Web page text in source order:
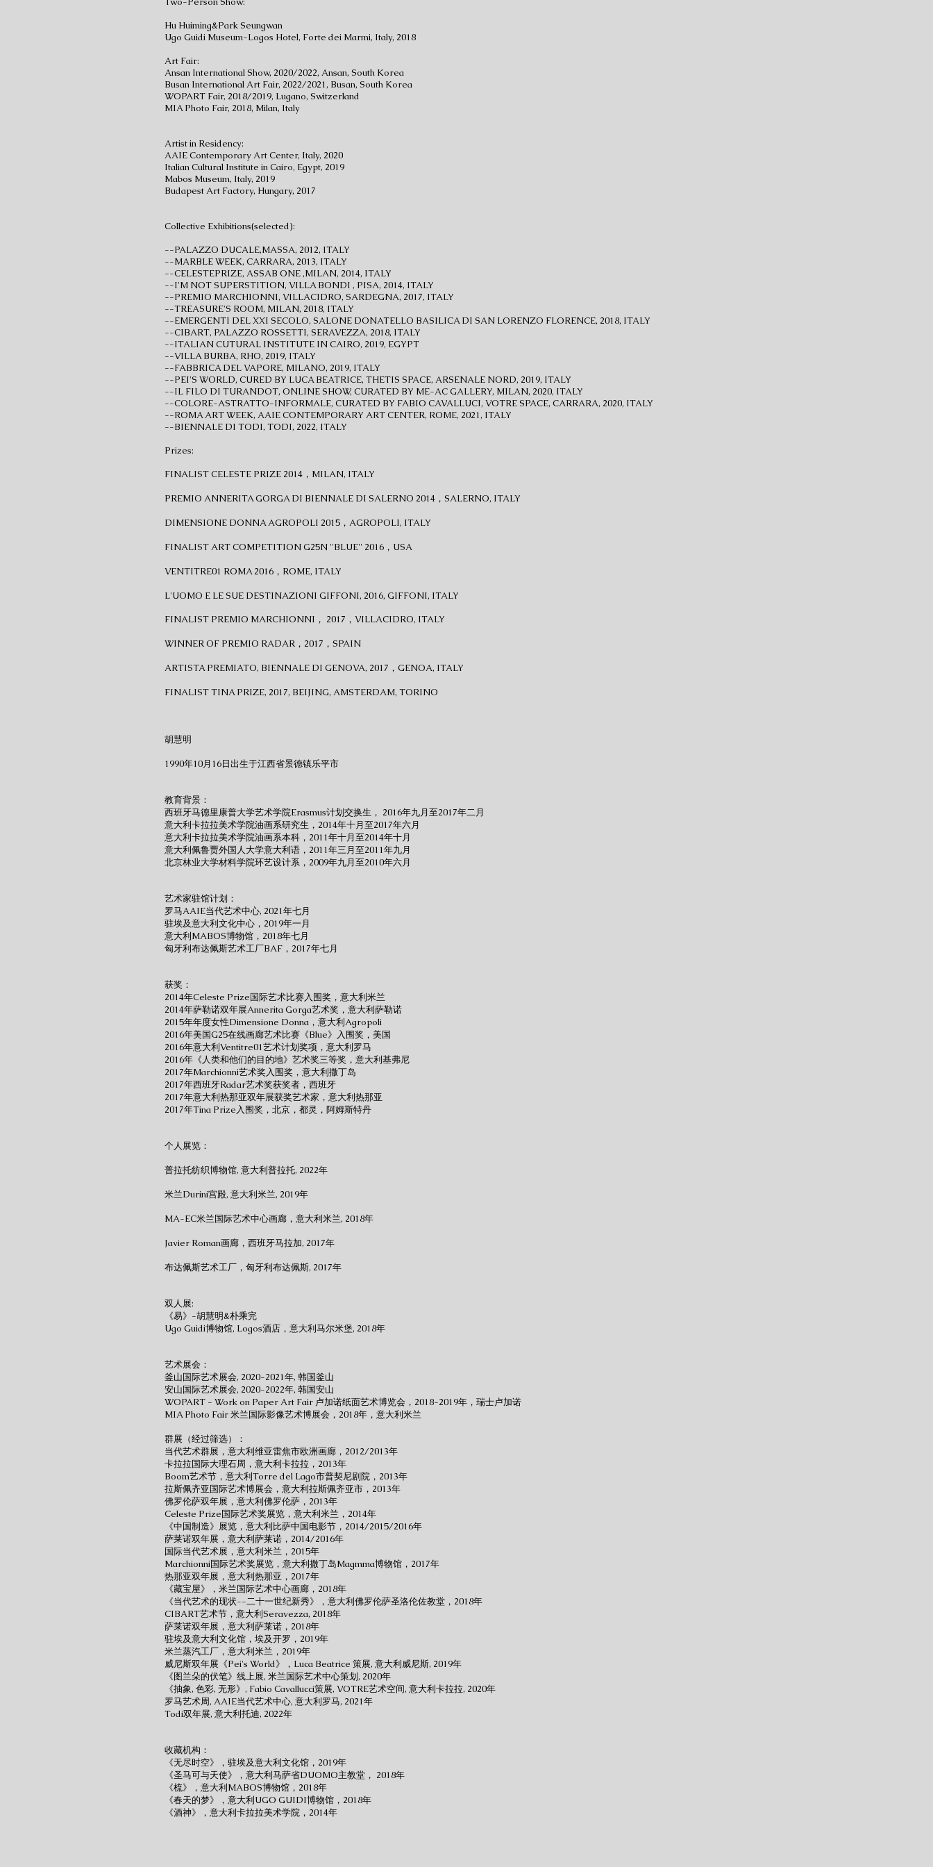
Hu Huiming&Park Seungwan
Ugo Guidi Museum-Logos Hotel, Forte dei Marmi, Italy, 2018
Art Fair:
Ansan International Show, 2020/2022, Ansan, South Korea
Busan International Art Fair, 2022/2021, Busan, South Korea
WOPART Fair, 2018/2019, Lugano, Switzerland
MIA Photo Fair, 2018, Milan, Italy
Artist in Residency:
AAIE Contemporary Art Center, Italy, 2020
Italian Cultural Institute in Cairo, Egypt, 2019
Mabos Museum, Italy, 2019
Budapest Art Factory, Hungary, 2017
Collective Exhibitions(selected):
--PALAZZO DUCALE,MASSA, 2012, ITALY
​--MARBLE WEEK, CARRARA, 2013, ITALY
--CELESTEPRIZE, ASSAB ONE ,MILAN, 2014, ITALY
--I'M NOT SUPERSTITION, VILLA BONDI , PISA, 2014, ITALY
--PREMIO MARCHIONNI, VILLACIDRO, SARDEGNA, 2017, ITALY
--TREASURE'S ROOM, MILAN, 2018, ITALY
--EMERGENTI DEL XXI SECOLO, SALONE DONATELLO BASILICA DI SAN LORENZO FLORENCE, 2018, ITALY
--CIBART, PALAZZO ROSSETTI, SERAVEZZA, 2018, ITALY
--ITALIAN CUTURAL INSTITUTE IN CAIRO, 2019, EGYPT
--VILLA BURBA, RHO, 2019, ITALY
--FABBRICA DEL VAPORE, MILANO, 2019, ITALY
--PEI'S WORLD, CURED BY LUCA BEATRICE, THETIS SPACE, ARSENALE NORD, 2019, ITALY
--IL FILO DI TURANDOT, ONLINE SHOW, CURATED BY ME-AC GALLERY, MILAN, 2020, ITALY
--COLORE-ASTRATTO-INFORMALE, CURATED BY FABIO CAVALLUCI, VOTRE SPACE, CARRARA, 2020, ITALY
--ROMA ART WEEK, AAIE CONTEMPORARY ART CENTER, ROME, 2021, ITALY
--BIENNALE DI TODI, TODI, 2022, ITALY
Prizes:
FINALIST CELESTE PRIZE 2014，MILAN, ITALY
PREMIO ANNERITA GORGA DI BIENNALE DI SALERNO 2014，SALERNO, ITALY
DIMENSIONE DONNA AGROPOLI 2015，AGROPOLI, ITALY
FINALIST ART COMPETITION G25N ''BLUE'' 2016，USA
VENTITRE01 ROMA 2016，ROME, ITALY
L'UOMO E LE SUE DESTINAZIONI GIFFONI, 2016, GIFFONI, ITALY
FINALIST PREMIO MARCHIONNI， 2017，VILLACIDRO, ITALY
WINNER OF PREMIO RADAR，2017，SPAIN
ARTISTA PREMIATO, BIENNALE DI GENOVA, 2017，GENOA, ITALY
FINALIST TINA PRIZE, 2017, BEIJING, AMSTERDAM, TORINO
胡慧明
1990年10月16日出生于江西省景德镇乐平市
教育背景：
西班牙马德里康普大学艺术学院Erasmus计划交换生， 2016年九月至2017年二月
意大利卡拉拉美术学院油画系研究生，2014年十月至2017年六月
意大利卡拉拉美术学院油画系本科，2011年十月至2014年十月
意大利佩鲁贾外国人大学意大利语，2011年三月至2011年九月
北京林业大学材料学院环艺设计系，2009年九月至2010年六月
艺术家驻馆计划：
罗马AAIE当代艺术中心, 2021年七月
驻埃及意大利文化中心，2019年一月
意大利MABOS博物馆，2018年七月
匈牙利布达佩斯艺术工厂BAF，2017年七月
获奖：
2014年Celeste Prize国际艺术比赛入围奖，意大利米兰
2014年萨勒诺双年展Annerita Gorga艺术奖，意大利萨勒诺
2015年年度女性Dimensione Donna，意大利Agropoli
2016年美国G25在线画廊艺术比赛《Blue》入围奖，美国
2016年意大利Ventitre01艺术计划奖项，意大利罗马
2016年《人类和他们的目的地》艺术奖三等奖，意大利基弗尼
2017年Marchionni艺术奖入围奖，意大利撒丁岛
2017年西班牙Radar艺术奖获奖者，西班牙
2017年意大利热那亚双年展获奖艺术家，意大利热那亚
2017年Tina Prize入围奖，北京，都灵，阿姆斯特丹
个人展览：
普拉托纺织博物馆, 意大利普拉托, 2022年
米兰Durini宫殿, 意大利米兰, 2019年
MA-EC米兰国际艺术中心画廊，意大利米兰, 2018年
Javier Roman画廊，西班牙马拉加, 2017年
布达佩斯艺术工厂，匈牙利布达佩斯, 2017年
双人展:
《易》-胡慧明&朴乘完
Ugo Guidi博物馆, Logos酒店，意大利马尔米堡, 2018年
艺术展会：
釜山国际艺术展会, 2020-2021年, 韩国釜山
安山国际艺术展会, 2020-2022年, 韩国安山
WOPART - Work on Paper Art Fair 卢加诺纸面艺术博览会，2018-2019年，瑞士卢加诺
MIA Photo Fair 米兰国际影像艺术博展会，2018年，意大利米兰
群展（经过筛选）：
当代艺术群展，意大利维亚雷焦市欧洲画廊，2012/2013年
卡拉拉国际大理石周，意大利卡拉拉，2013年
Boom艺术节，意大利Torre del Lago市普契尼剧院，2013年
拉斯佩齐亚国际艺术博展会，意大利拉斯佩齐亚市，2013年
佛罗伦萨双年展，意大利佛罗伦萨，2013年
Celeste Prize国际艺术奖展览，意大利米兰，2014年
《中国制造》展览，意大利比萨中国电影节，2014/2015/2016年
萨莱诺双年展，意大利萨莱诺，2014/2016年
国际当代艺术展，意大利米兰，2015年
Marchionni国际艺术奖展览，意大利撒丁岛Magmma博物馆，2017年
热那亚双年展，意大利热那亚，2017年
《藏宝屋》，米兰国际艺术中心画廊，2018年
《当代艺术的现状--二十一世纪新秀》，意大利佛罗伦萨圣洛伦佐教堂，2018年
CIBART艺术节，意大利Seravezza, 2018年
萨莱诺双年展，意大利萨莱诺，2018年
驻埃及意大利文化馆，埃及开罗，2019年
​米兰蒸汽工厂，意大利米兰，2019年
威尼斯双年展《Pei's World》，Luca Beatrice 策展, 意大利威尼斯, 2019年
《图兰朵的伏笔》线上展, 米兰国际艺术中心策划, 2020年
《抽象, 色彩, 无形》, Fabio Cavallucci策展, VOTRE艺术空间, 意大利卡拉拉, 2020年
​罗马艺术周, AAIE当代艺术中心, 意大利罗马, 2021年
Todi双年展, 意大利托迪, 2022年
收藏机构：
​《无尽时空》，驻埃及意大利文化馆，2019年
《圣马可与天使》，意大利马萨省DUOMO主教堂， 2018年
《梳》，意大利MABOS博物馆，2018年
《春天的梦》，意大利UGO GUIDI博物馆，2018年
《酒神》，意大利卡拉拉美术学院，2014年